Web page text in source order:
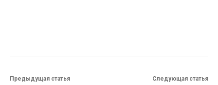
Предыдущая статья Следующая статья